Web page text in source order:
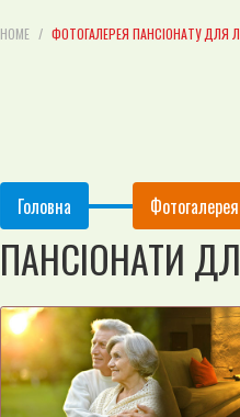
HOME ФОТОГАЛЕРЕЯ ПАНСІОНАТУ ДЛЯ
Головна
ПАНСІОНАТИ